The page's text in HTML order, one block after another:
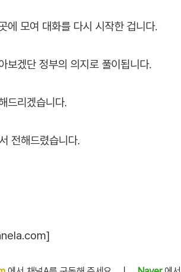
에 모여 대화를 다시 시작한 겁니다.
보겠단 정부의 의지로 풀이됩니다.
드리겠습니다.
전해드렸습니다.